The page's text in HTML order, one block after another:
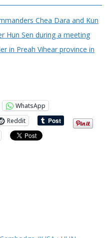
WhatsApp
Reddit